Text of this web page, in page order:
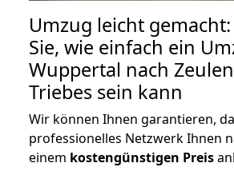
Umzug leicht
Sie, wie einfach ein
Wuppertal nach
Triebes sein kann
Wir können Ihnen garantieren,
professionelles Netzwerk Ihnen
einem kostengünstigen Preis